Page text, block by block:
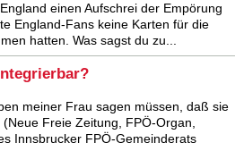
einen Aufschrei der Empörung
England-Fans keine Karten für die
hatten. Was sagst du zu...
meiner Frau sagen müssen, daß sie
Freie Zeitung, FPÖ-Organ,
Innsbrucker FPÖ-Gemeinderats